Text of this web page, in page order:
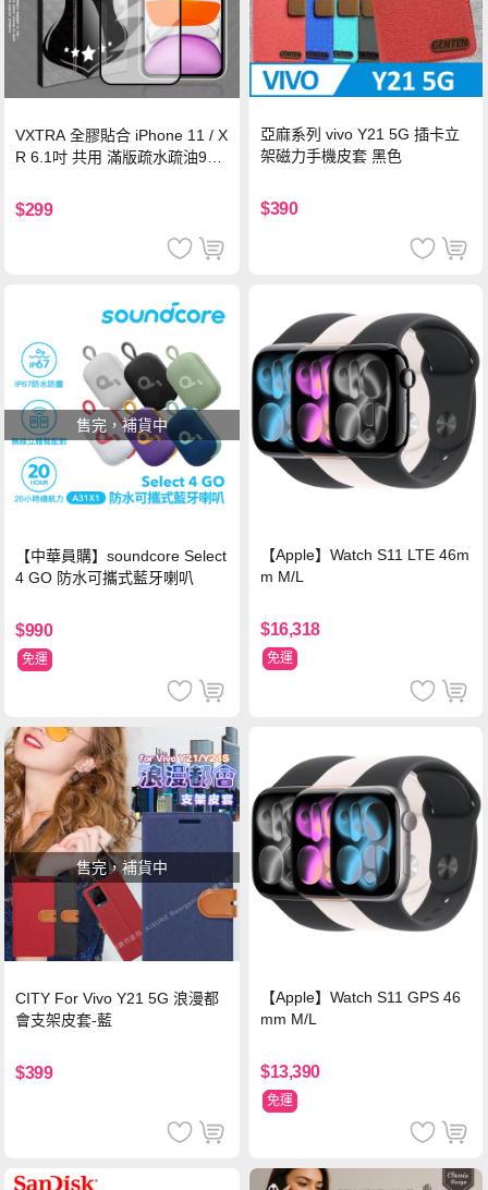
VXTRA 全膠貼合 iPhone 11 / X
R 6.1吋 共用 滿版疏水疏油9H
$299
亞麻系列 vivo Y21 5G 插卡立
架磁力手機皮套 黑色
$390
售完，補貨中
【中華員購】soundcore Select
4 GO 防水可攜式藍牙喇叭
$990
免運
【Apple】Watch S11 LTE 46m
m M/L
$16,318
免運
售完，補貨中
CITY For Vivo Y21 5G 浪漫都
會支架皮套-藍
$399
【Apple】Watch S11 GPS 46
mm M/L
$13,390
免運